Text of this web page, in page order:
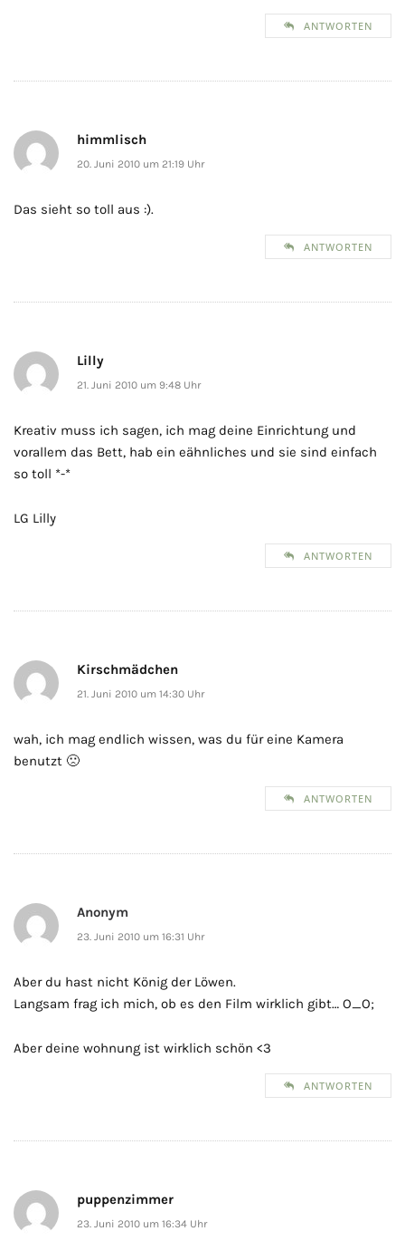
ANTWORTEN
himmlisch
20. Juni 2010 um 21:19 Uhr
Das sieht so toll aus :).
ANTWORTEN
Lilly
21. Juni 2010 um 9:48 Uhr
Kreativ muss ich sagen, ich mag deine Einrichtung und
vorallem das Bett, hab ein eähnliches und sie sind einfach
so toll *-*
LG Lilly
ANTWORTEN
Kirschmädchen
21. Juni 2010 um 14:30 Uhr
wah, ich mag endlich wissen, was du für eine Kamera
benutzt 🙁
ANTWORTEN
Anonym
23. Juni 2010 um 16:31 Uhr
Aber du hast nicht König der Löwen.
Langsam frag ich mich, ob es den Film wirklich gibt… O_O;
Aber deine wohnung ist wirklich schön <3
ANTWORTEN
puppenzimmer
23. Juni 2010 um 16:34 Uhr